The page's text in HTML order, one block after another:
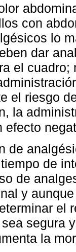
con
lo
dar
el
el riesgo
la
efecto
de
de
de
y
el
segura
la